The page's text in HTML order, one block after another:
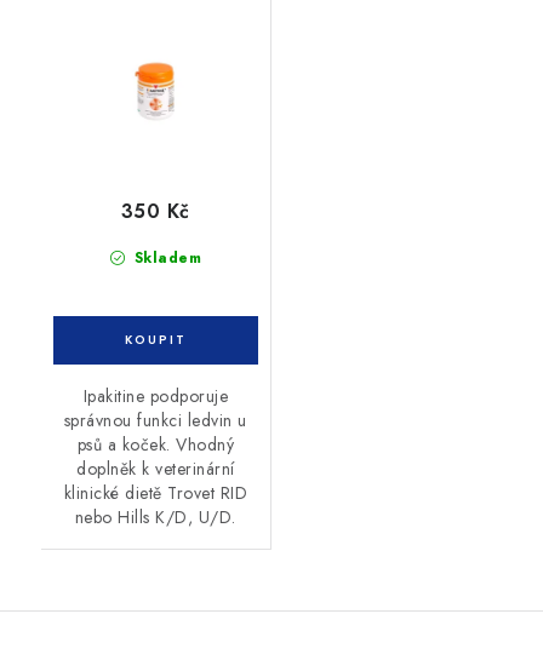
Skladem
350 Kč
Ipakitine podporuje
správnou funkci ledvin u
psů a koček. Vhodný
doplněk k veterinární
klinické dietě Trovet RID
nebo Hills K/D, U/D.